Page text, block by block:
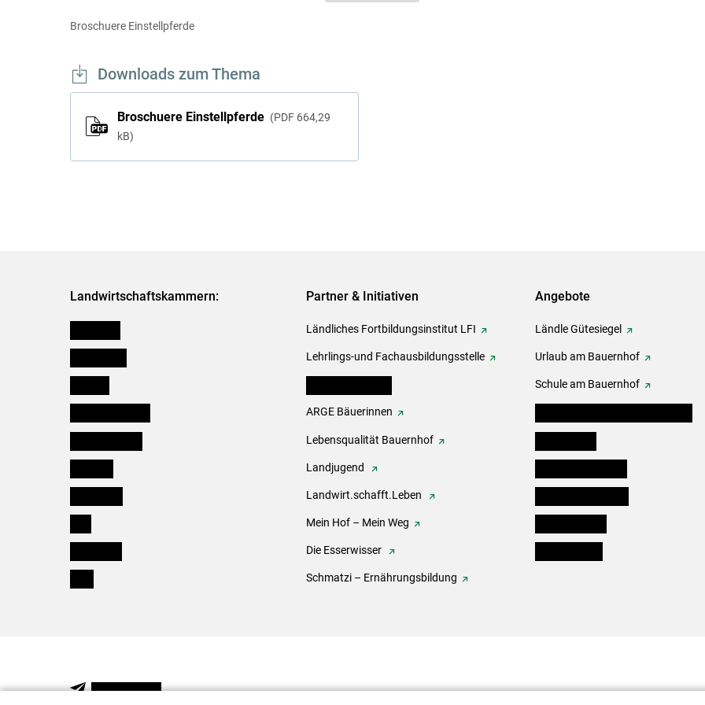
Broschuere Einstellpferde
Downloads zum Thema
Broschuere Einstellpferde PDF 664,29
kB
Landwirtschaftskammern: Partner & Initiativen
Ländliches Fortbildungsinstitut LFI
Lehrlings-und Fachausbildungsstelle
ARGE Bäuerinnen
Lebensqualität Bauernhof
Landjugend
Landwirt.schafft.Leben
Mein Hof – Mein Weg
Die Esserwisser
Schmatzi – Ernährungsbildung
Angebote
Ländle Gütesiegel
Urlaub am Bauernhof
Schule am Bauernhof
NEWSLETTER